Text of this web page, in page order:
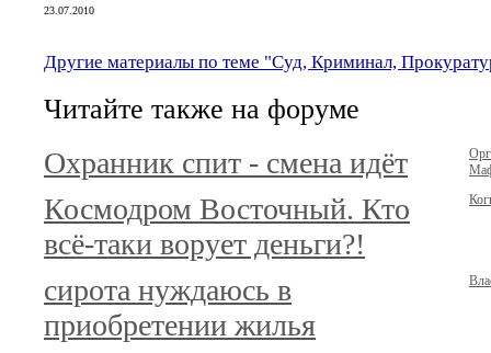
23.07.2010
Другие материалы по теме "Суд, Криминал,
Читайте также на форуме
Охранник спит - смена идёт
Космодром Восточный. Кто
всё-таки ворует деньги?!
сирота нуждаюсь в
приобретении жилья